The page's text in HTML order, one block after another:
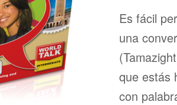
Es fácil
una
que estás
con